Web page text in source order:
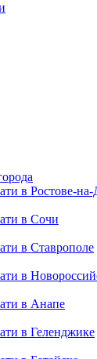
в Ростове-
в Сочи
в Ставрополе
в
в Анапе
в Геленджике